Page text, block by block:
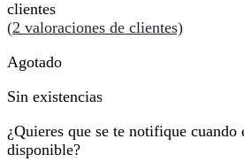
clientes
(2 valoraciones de clientes)
Agotado
Sin existencias
¿Quieres que se te notifique cuando
disponible?